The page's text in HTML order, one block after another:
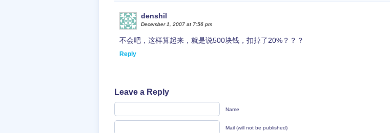
denshil
December 1, 2007 at 7:56 pm
不会吧，这样算起来，就是说500块钱，扣掉了20%？？？
Reply
Leave a Reply
Name
Mail (will not be published)